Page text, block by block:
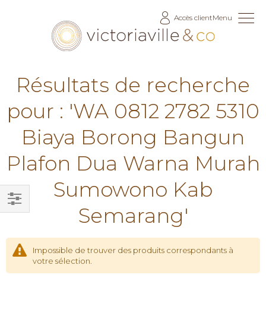
Accès clientMenu
Résultats de recherche
pour : 'WA 0812 2782 5310
Biaya Borong Bangun
Plafon Dua Warna Murah
Sumowono Kab
Semarang'
Impossible de trouver des produits correspondants à
votre sélection.
Filtrer